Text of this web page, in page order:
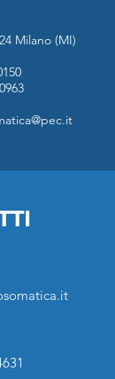
Milano (MI)